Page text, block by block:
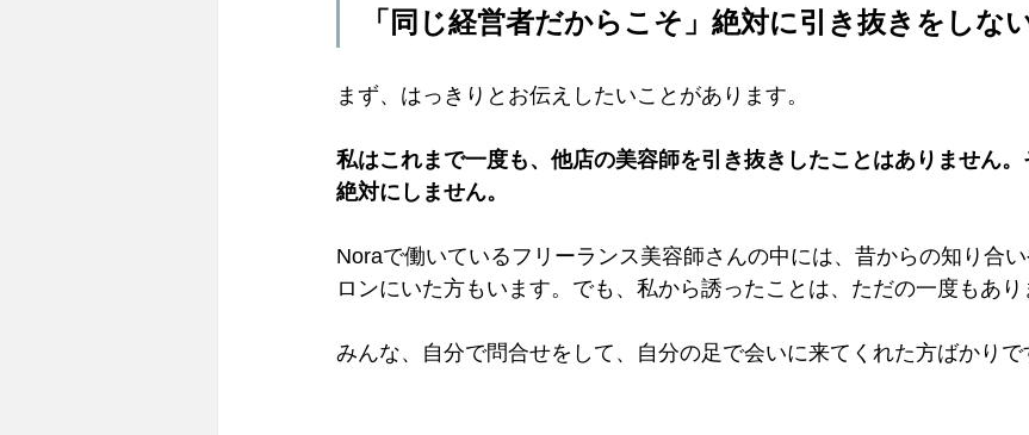
「同じ経営者だからこそ」絶対に引き抜きをしな
まず、はっきりとお伝えしたいことがあります。
私はこれまで一度も、他店の美容師を引き抜きしたことはありません
絶対にしません。
Noraで働いているフリーランス美容師さんの中には、昔からの知り合
ロンにいた方もいます。でも、私から誘ったことは、ただの一度もあり
みんな、自分で問合せをして、自分の足で会いに来てくれた方ばかりで